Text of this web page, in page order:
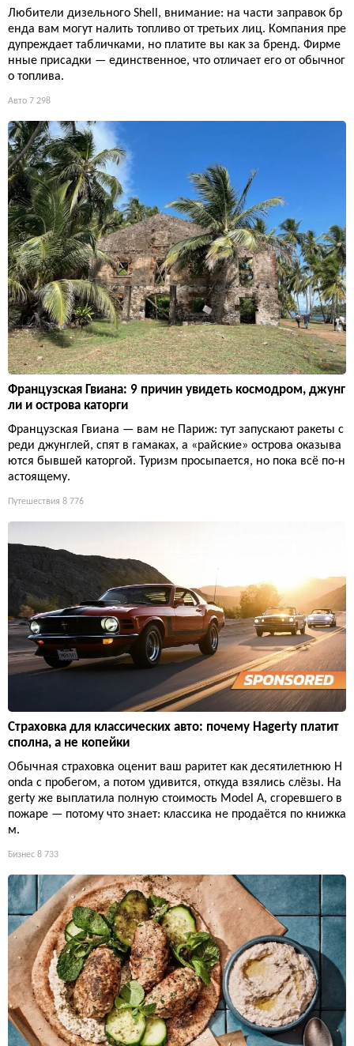
Любители дизельного Shell, внимание: на части заправок бр
енда вам могут налить топливо от третьих лиц. Компания пре
дупреждает табличками, но платите вы как за бренд. Фирме
нные присадки — единственное, что отличает его от обычног
о топлива.
Авто 7 298
Французская Гвиана: 9 причин увидеть космодром, джунг
ли и острова каторги
Французская Гвиана — вам не Париж: тут запускают ракеты с
реди джунглей, спят в гамаках, а «райские» острова оказыва
ются бывшей каторгой. Туризм просыпается, но пока всё по-н
астоящему.
Путешествия 8 776
Страховка для классических авто: почему Hagerty платит
сполна, а не копейки
Обычная страховка оценит ваш раритет как десятилетнюю H
onda с пробегом, а потом удивится, откуда взялись слёзы. Ha
gerty же выплатила полную стоимость Model A, сгоревшего в
пожаре — потому что знает: классика не продаётся по книжка
м.
Бизнес 8 733